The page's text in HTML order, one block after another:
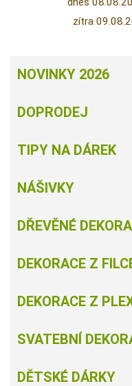
zítra
NOVINKY 2026
DOPRODEJ
TIPY NA DÁREK
NÁŠIVKY
DŘEVĚNÉ
DEKORACE Z
DEKORACE Z
SVATEBNÍ
DĚTSKÉ DÁRKY